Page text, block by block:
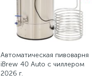
Автоматическая пивоварня
iBrew 40 Auto с чиллером
2026 г.